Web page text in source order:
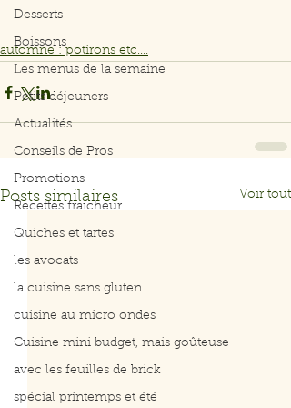
Desserts
Boissons
Les menus de la semaine
Petits déjeuners
Actualités
Conseils de Pros
Promotions
Recettes fraicheur
Quiches et tartes
les avocats
la cuisine sans gluten
cuisine au micro ondes
Cuisine mini budget, mais goûteuse
avec les feuilles de brick
spécial printemps et été
automne : potirons etc....
Posts similaires Voir tout